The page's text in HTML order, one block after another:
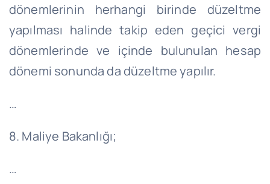
dönemlerinin herhangi birinde düzeltme
yapılması halinde takip eden geçici vergi
dönemlerinde ve içinde bulunulan hesap
dönemi sonunda da düzeltme yapılır.
…
8. Maliye Bakanlığı;
…